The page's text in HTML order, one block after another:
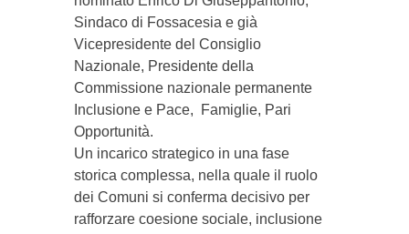
Sindaco di Fossacesia e già
Vicepresidente del Consiglio
Nazionale, Presidente della
Commissione nazionale permanente
Inclusione e Pace, Famiglie, Pari
Opportunità.
Un incarico strategico in una fase
storica complessa, nella quale il ruolo
dei Comuni si conferma decisivo per
rafforzare coesione sociale, inclusione